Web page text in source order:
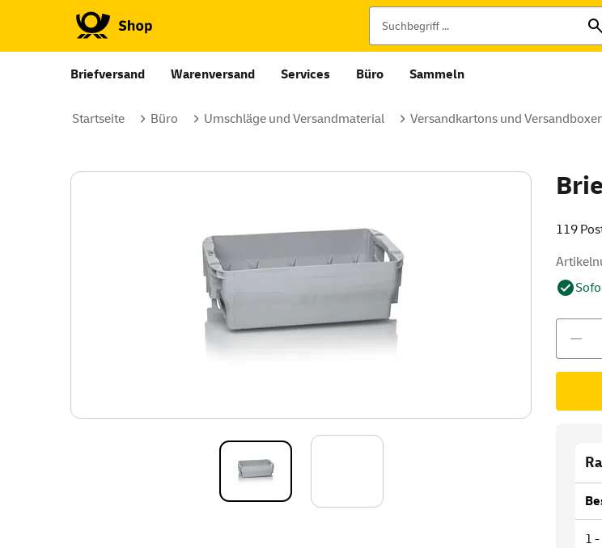
Briefversand Warenversand Services Büro Sammeln
Startseite Büro Umschläge und Versandmaterial Versandkartons und
119
1